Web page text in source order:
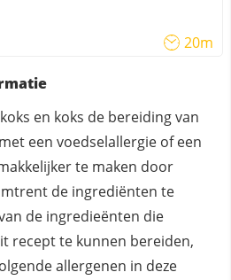
20m
en koks de bereiding van
een voedselallergie of een
te maken door
de ingrediënten te
de ingredieënten die
recept te kunnen bereiden,
allergenen in deze